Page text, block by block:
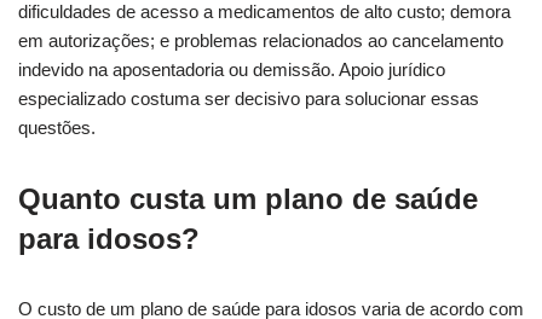
dificuldades de acesso a medicamentos de alto custo; demora
em autorizações; e problemas relacionados ao cancelamento
indevido na aposentadoria ou demissão. Apoio jurídico
especializado costuma ser decisivo para solucionar essas
questões.
Quanto custa um plano de saúde
para idosos?
O custo de um plano de saúde para idosos varia de acordo com